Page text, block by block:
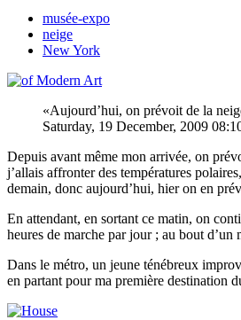
musée-expo
neige
New York
Aujourd’hui, on prévoit de la
Saturday, 19 December, 2009
Depuis avant même mon arrivée, on
j’allais affronter des températures
demain, donc aujourd’hui, hier on en
En attendant, en sortant ce matin, on
heures de marche par jour ; au bout d’un
Dans le métro, un jeune ténébreux
en partant pour ma première destination